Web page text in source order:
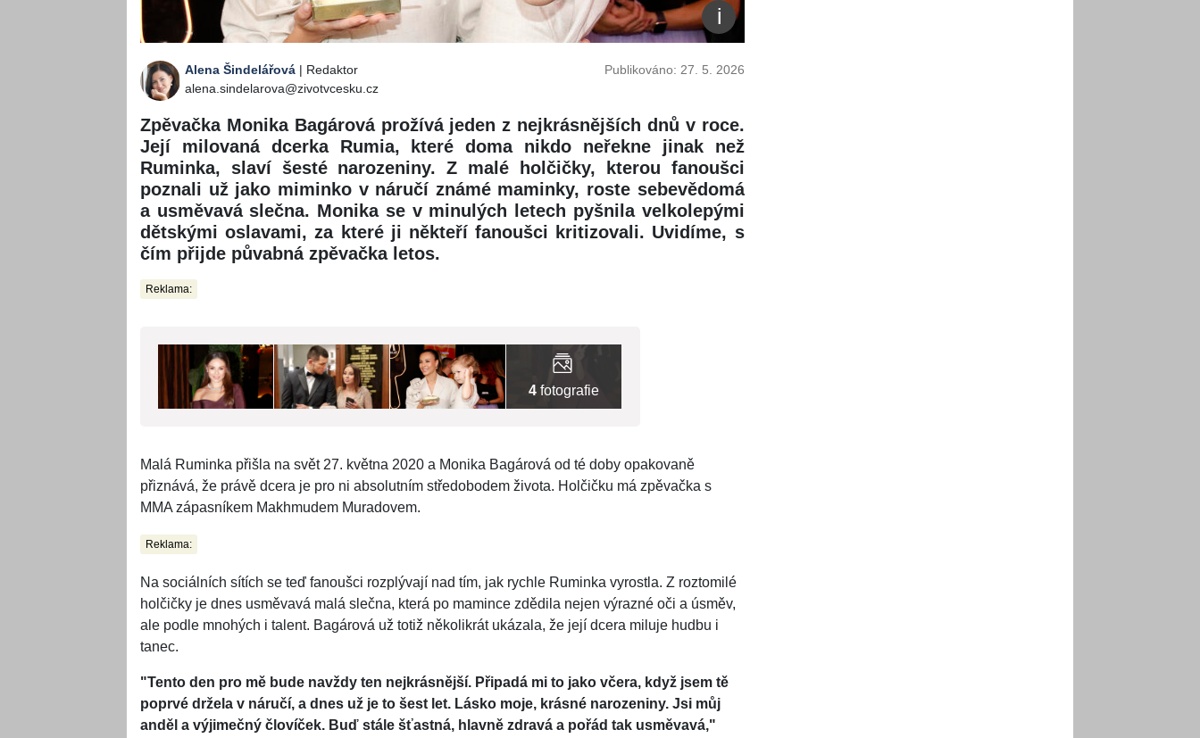
Alena Šindelářová | Redaktor
alena.sindelarova@zivotvcesku.cz
Publikováno: 27. 5. 2026
Zpěvačka Monika Bagárová prožívá jeden z nejkrásnějších dnů v roce.
Její milovaná dcerka Rumia, které doma nikdo neřekne jinak než
Ruminka, slaví šesté narozeniny. Z malé holčičky, kterou fanoušci
poznali už jako miminko v náručí známé maminky, roste sebevědomá
a usměvavá slečna. Monika se v minulých letech pyšnila velkolepými
dětskými oslavami, za které ji někteří fanoušci kritizovali. Uvidíme, s
čím přijde půvabná zpěvačka letos.
Reklama:
4 fotografie
Malá Ruminka přišla na svět 27. května 2020 a Monika Bagárová od té doby opakovaně
přiznává, že právě dcera je pro ni absolutním středobodem života. Holčičku má zpěvačka s
MMA zápasníkem Makhmudem Muradovem.
Reklama:
Na sociálních sítích se teď fanoušci rozplývají nad tím, jak rychle Ruminka vyrostla. Z roztomilé
holčičky je dnes usměvavá malá slečna, která po mamince zdědila nejen výrazné oči a úsměv,
ale podle mnohých i talent. Bagárová už totiž několikrát ukázala, že její dcera miluje hudbu i
tanec.
"Tento den pro mě bude navždy ten nejkrásnější. Připadá mi to jako včera, když jsem tě
poprvé držela v náručí, a dnes už je to šest let. Lásko moje, krásné narozeniny. Jsi můj
anděl a výjimečný človíček. Buď stále šťastná, hlavně zdravá a pořád tak usměvavá,"